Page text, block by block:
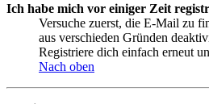
Ich habe mich vor einiger Zeit
Versuche zuerst, die E-Mail zu
aus verschieden Gründen
Registriere dich einfach erneut
Nach oben